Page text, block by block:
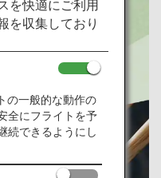
を快適にご利用
を収集しており
の一般的な動作の
全にフライトを予
続できるようにし